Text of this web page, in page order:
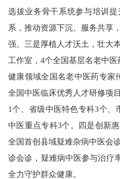
选拔业务骨干系统参与培训
系，推动资源下沉、服务共享
强。三是厚植人才沃土，壮大
工作室，4个全国基层名老中
健康领域全国名老中医药专家
全国中医临床优秀人才研修项
1个、省级中医特色专科3个、
中医重点专科3个。四是创新
全国首创县域疑难杂病中医会
诊会诊，疑难病中医参与治疗
全力守护群众健康。